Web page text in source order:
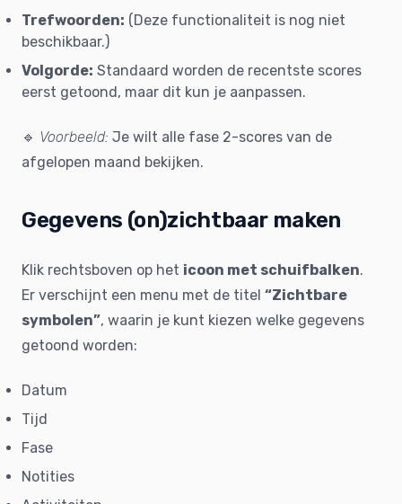
Trefwoorden: (Deze functionaliteit is nog niet
beschikbaar.)
Volgorde: Standaard worden de recentste scores
eerst getoond, maar dit kun je aanpassen.
🔹 Voorbeeld: Je wilt alle fase 2-scores van de
afgelopen maand bekijken.
Gegevens (on)zichtbaar maken
Klik rechtsboven op het icoon met schuifbalken.
Er verschijnt een menu met de titel “Zichtbare
symbolen”, waarin je kunt kiezen welke gegevens
getoond worden:
Datum
Tijd
Fase
Notities